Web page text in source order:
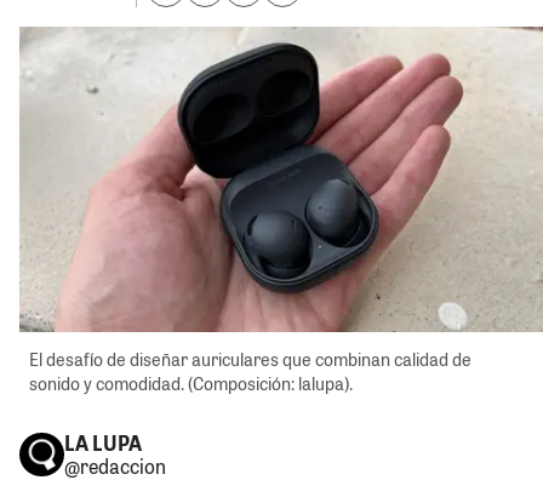
El desafío de diseñar auriculares que combinan calidad de
sonido y comodidad. (Composición: lalupa).
LA LUPA
@redaccion